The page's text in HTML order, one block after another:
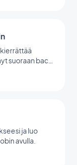
suoraan back
ja luo
avulla.